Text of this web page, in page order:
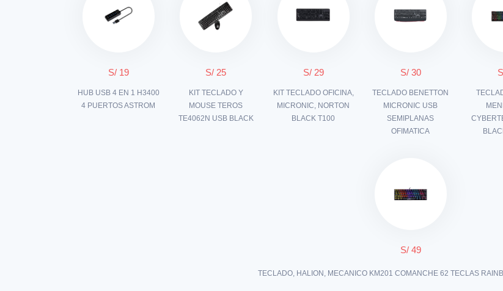
S/ 19
HUB USB 4 EN 1 H3400
4 PUERTOS ASTROM
S/ 25
KIT TECLADO Y
MOUSE TEROS
TE4062N USB BLACK
S/ 29
KIT TECLADO OFICINA,
MICRONIC, NORTON
BLACK T100
S/ 30
TECLADO BENETTON
MICRONIC USB
SEMIPLANAS
OFIMATICA
S/ 49
TECLADO, HALION, MECANICO KM201 COMANCHE 62 TECLAS